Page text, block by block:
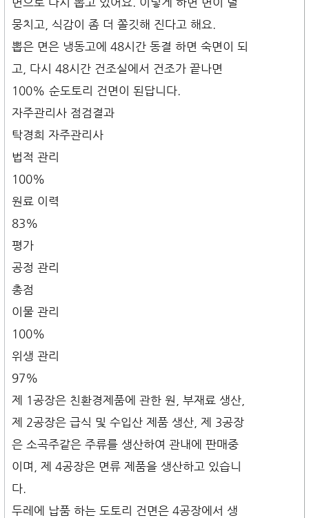
뭉치고, 식감이 좀 더 쫄깃해 진다고 해요.
뽑은 면은 냉동고에 48시간 동결 하면 숙면이 되
고, 다시 48시간 건조실에서 건조가 끝나면
100% 순도토리 건면이 된답니다.
자주관리사 점검결과
탁경희 자주관리사
법적 관리
100%
원료 이력
83%
평가
공정 관리
총점
이물 관리
100%
위생 관리
97%
제 1공장은 친환경제품에 관한 원, 부재료 생산,
제 2공장은 급식 및 수입산 제품 생산, 제 3공장
은 소곡주같은 주류를 생산하여 관내에 판매중
이며, 제 4공장은 면류 제품을 생산하고 있습니
다.
두레에 납품 하는 도토리 건면은 4공장에서 생